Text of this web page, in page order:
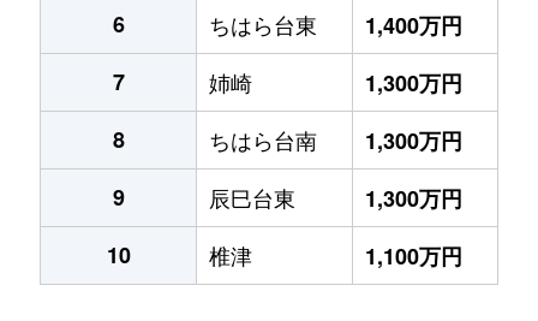
6
ちはら台東
1,400万円
7
姉崎
1,300万円
8
ちはら台南
1,300万円
9
辰巳台東
1,300万円
10
椎津 1,100万円